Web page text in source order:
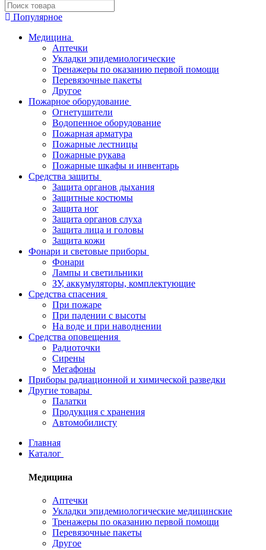
Популярное
Медицина
Аптечки
Укладки эпидемиологические
Тренажеры по оказанию первой помощи
Перевязочные пакеты
Другое
Пожарное оборудование
Огнетушители
Водопенное оборудование
Пожарная арматура
Пожарные лестницы
Пожарные рукава
Пожарные шкафы и инвентарь
Средства защиты
Защита органов дыхания
Защитные костюмы
Защита ног
Защита органов слуха
Защита лица и головы
Защита кожи
Фонари и световые приборы
Фонари
Лампы и светильники
ЗУ, аккумуляторы, комплектующие
Средства спасения
При пожаре
При падении с высоты
На воде и при наводнении
Средства оповещения
Радиоточки
Сирены
Мегафоны
Приборы радиационной и химической разведки
Другие товары
Палатки
Продукция с хранения
Автомобилисту
Главная
Каталог
Медицина
Аптечки
Укладки эпидемиологические медицинские
Тренажеры по оказанию первой помощи
Перевязочные пакеты
Другое